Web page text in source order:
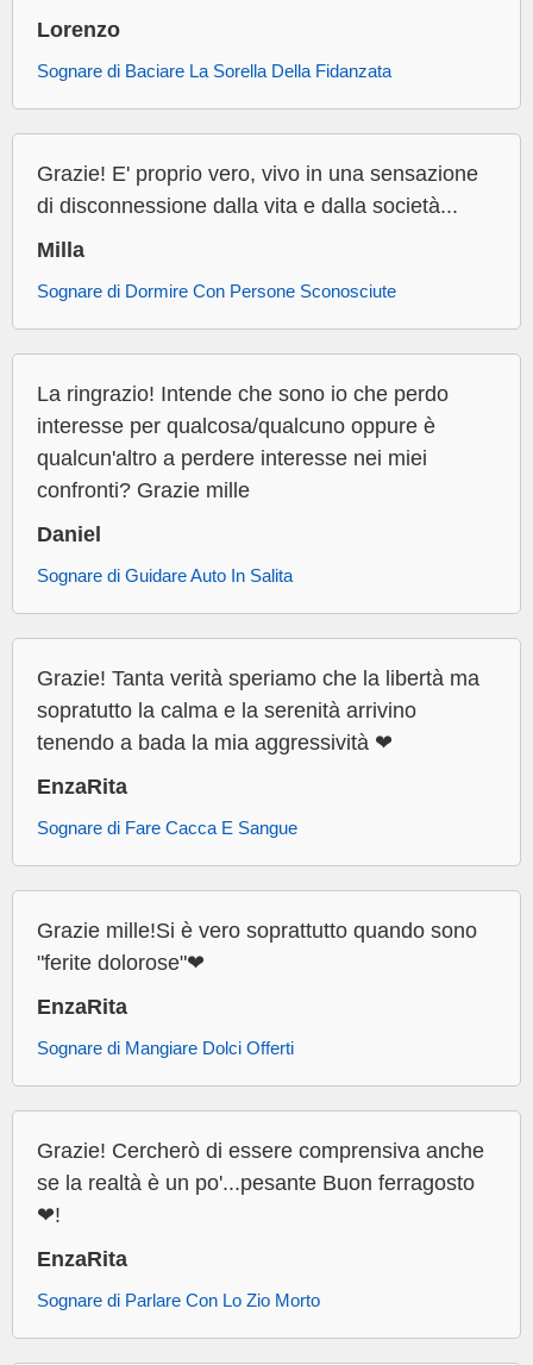
Lorenzo
Sognare di Baciare La Sorella Della Fidanzata
Grazie! E' proprio vero, vivo in una sensazione
di disconnessione dalla vita e dalla società...
Milla
Sognare di Dormire Con Persone Sconosciute
La ringrazio! Intende che sono io che perdo
interesse per qualcosa/qualcuno oppure è
qualcun'altro a perdere interesse nei miei
confronti? Grazie mille
Daniel
Sognare di Guidare Auto In Salita
Grazie! Tanta verità speriamo che la libertà ma
sopratutto la calma e la serenità arrivino
tenendo a bada la mia aggressività ❤
EnzaRita
Sognare di Fare Cacca E Sangue
Grazie mille!Si è vero soprattutto quando sono
"ferite dolorose"❤
EnzaRita
Sognare di Mangiare Dolci Offerti
Grazie! Cercherò di essere comprensiva anche
se la realtà è un po'...pesante Buon ferragosto
❤!
EnzaRita
Sognare di Parlare Con Lo Zio Morto